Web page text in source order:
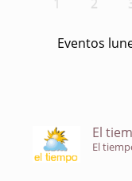
Eventos
El
El